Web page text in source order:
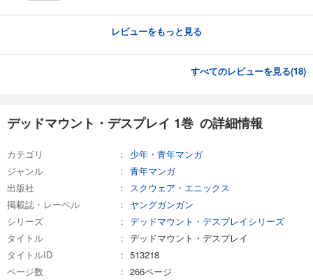
レビューをもっと見る
すべてのレビューを見る(18)
デッドマウント・デスプレイ 1巻 の詳細情報
カテゴリ
少年・青年マンガ
ジャンル
青年マンガ
出版社
スクウェア・エニックス
掲載誌・レーベル
ヤングガンガン
シリーズ
デッドマウント・デスプレイシリーズ
タイトル
デッドマウント・デスプレイ
タイトルID
513218
ページ数
266ページ